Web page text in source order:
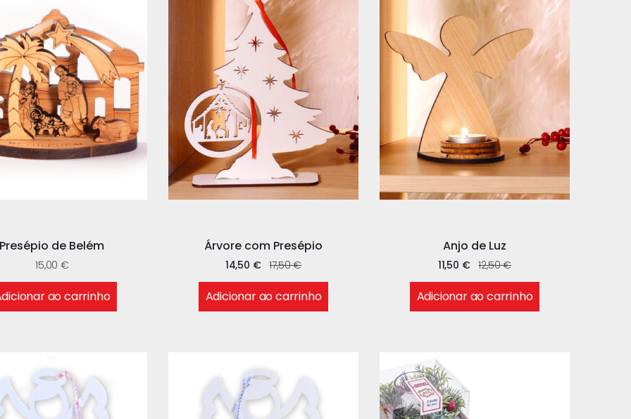
Presépio de Belém
15,00 €
ao carrinho
Árvore com Presépio
17,50€
14,50 €
Adicionar ao carrinho
Anjo de Luz
12,50€
11,50 €
Adicionar ao carrinho